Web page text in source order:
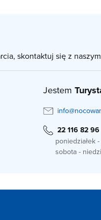
skontaktuj się z naszym
Jestem
22 116 82 96
poniedziałek
sobota -